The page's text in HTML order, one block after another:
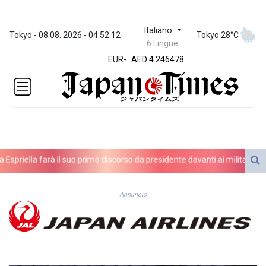
Tokyo - 08.08. 2026 - 04:52:12 Italiano
6 Lingue
Tokyo 28°C
EUR-
ZWL 372.279507
AED 4.246478
AED 4.246478
AFN 76.888523
ALL 93.48757
AMD
ARS
1733.058686
AWG 2.082513
BAM 1.961414
BBD 2.328364
farà il suo primo discorso da presidente davanti ai militari
Annuncio